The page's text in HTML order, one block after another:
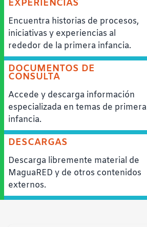
EXPERIENCIAS
Encuentra historias de procesos,
iniciativas y experiencias al
rededor de la primera infancia.
DOCUMENTOS DE
CONSULTA
Accede y descarga información
especializada en temas de primera
infancia.
DESCARGAS
Descarga libremente material de
MaguaRED y de otros contenidos
externos.